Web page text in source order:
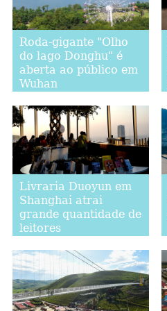
Roda-gigante "Olho
do lago Donghu" é
aberta ao público em
Wuhan
Livraria Duoyun em
Shanghai atrai
grande quantidade de
leitores